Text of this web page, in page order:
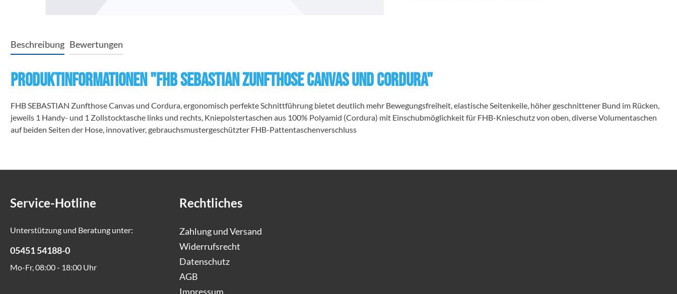
Beschreibung Bewertungen
Produktinformationen "FHB SEBASTIAN Zunfthose Canvas und Cordura"
FHB SEBASTIAN Zunfthose Canvas und Cordura, ergonomisch perfekte Schnittführung bietet deutlich mehr Bewegungsfreiheit, elastische Seitenkeile, höher geschnittener Bund im Rücken,
jeweils 1 Handy- und 1 Zollstocktasche links und rechts, Kniepolstertaschen aus 100% Polyamid (Cordura) mit Einschubmöglichkeit für FHB-Knieschutz von oben, diverse Volumentaschen
auf beiden Seiten der Hose, innovativer, gebrauchsmustergeschützter FHB-Pattentaschenverschluss
Service-Hotline
Unterstützung und Beratung unter:
05451 54188-0
Mo-Fr, 08:00 - 18:00 Uhr
Rechtliches
Zahlung und Versand
Widerrufsrecht
Datenschutz
AGB
Impressum